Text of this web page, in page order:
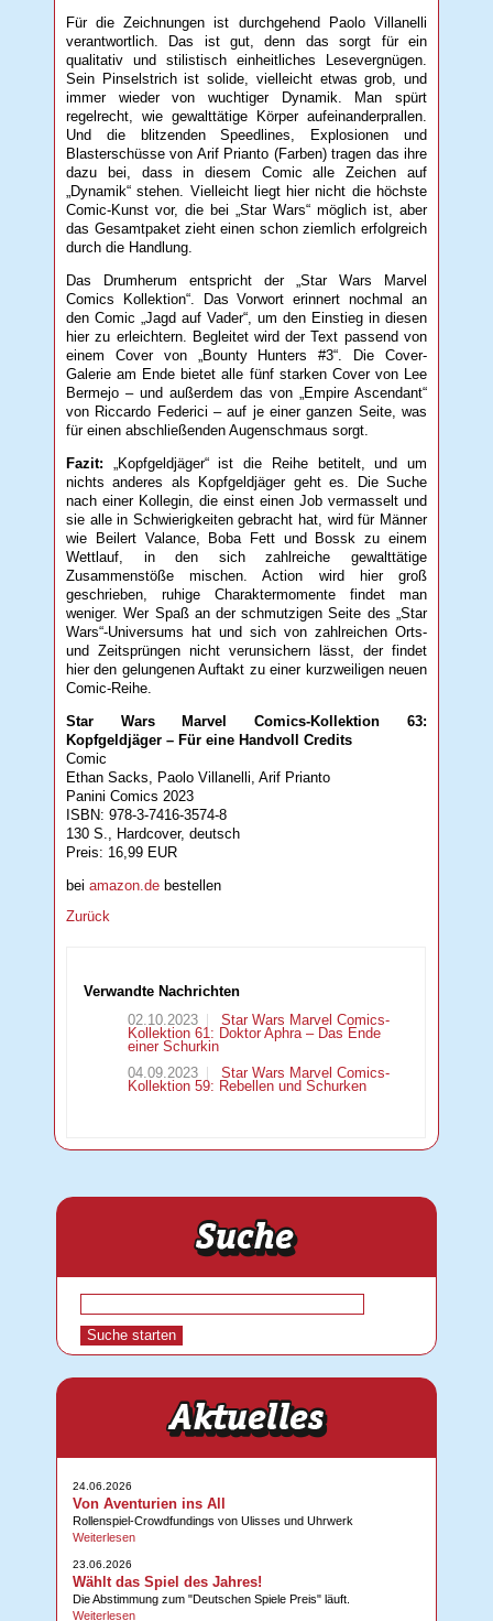
Für die Zeichnungen ist durchgehend Paolo Villanelli
verantwortlich. Das ist gut, denn das sorgt für ein
qualitativ und stilistisch einheitliches Lesevergnügen.
Sein Pinselstrich ist solide, vielleicht etwas grob, und
immer wieder von wuchtiger Dynamik. Man spürt
regelrecht, wie gewalttätige Körper aufeinanderprallen.
Und die blitzenden Speedlines, Explosionen und
Blasterschüsse von Arif Prianto (Farben) tragen das ihre
dazu bei, dass in diesem Comic alle Zeichen auf
„Dynamik“ stehen. Vielleicht liegt hier nicht die höchste
Comic-Kunst vor, die bei „Star Wars“ möglich ist, aber
das Gesamtpaket zieht einen schon ziemlich erfolgreich
durch die Handlung.
Das Drumherum entspricht der „Star Wars Marvel
Comics Kollektion“. Das Vorwort erinnert nochmal an
den Comic „Jagd auf Vader“, um den Einstieg in diesen
hier zu erleichtern. Begleitet wird der Text passend von
einem Cover von „Bounty Hunters #3“. Die Cover-
Galerie am Ende bietet alle fünf starken Cover von Lee
Bermejo – und außerdem das von „Empire Ascendant“
von Riccardo Federici – auf je einer ganzen Seite, was
für einen abschließenden Augenschmaus sorgt.
Fazit: „Kopfgeldjäger“ ist die Reihe betitelt, und um
nichts anderes als Kopfgeldjäger geht es. Die Suche
nach einer Kollegin, die einst einen Job vermasselt und
sie alle in Schwierigkeiten gebracht hat, wird für Männer
wie Beilert Valance, Boba Fett und Bossk zu einem
Wettlauf, in den sich zahlreiche gewalttätige
Zusammenstöße mischen. Action wird hier groß
geschrieben, ruhige Charaktermomente findet man
weniger. Wer Spaß an der schmutzigen Seite des „Star
Wars“-Universums hat und sich von zahlreichen Orts-
und Zeitsprüngen nicht verunsichern lässt, der findet
hier den gelungenen Auftakt zu einer kurzweiligen neuen
Comic-Reihe.
Star Wars Marvel Comics-Kollektion 63:
Kopfgeldjäger – Für eine Handvoll Credits
Comic
Ethan Sacks, Paolo Villanelli, Arif Prianto
Panini Comics 2023
ISBN: 978-3-7416-3574-8
130 S., Hardcover, deutsch
Preis: 16,99 EUR
beiamazon.de bestellen
Zurück
Verwandte Nachrichten
02.10.2023
Star Wars Marvel Comics-
Kollektion 61: Doktor Aphra – Das Ende
einer Schurkin
04.09.2023
Star Wars Marvel Comics-
Kollektion 59: Rebellen und Schurken
24.06.2026
Von Aventurien ins All
Rollenspiel-Crowdfundings von Ulisses und Uhrwerk
Weiterlesen
23.06.2026
Wählt das Spiel des Jahres!
Die Abstimmung zum "Deutschen Spiele Preis" läuft.
Weiterlesen